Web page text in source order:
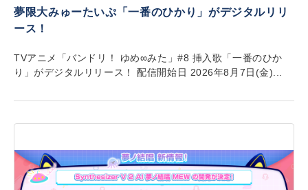
夢限大みゅーたいぷ「一番のひかり」がデジタルリリ
ース！
TVアニメ「バンドリ！ ゆめ∞みた」#8 挿入歌「一番のひか
り」がデジタルリリース！ 配信開始日 2026年8月7日(金)...